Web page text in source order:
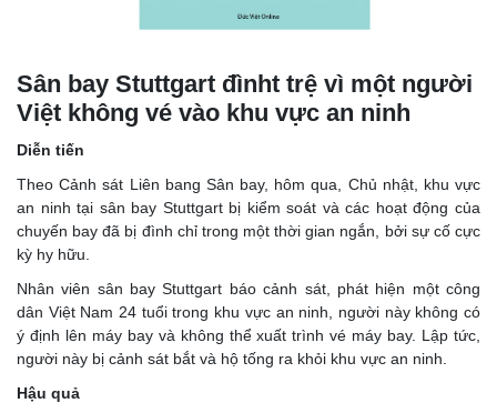
Sân bay Stuttgart đìnht trệ vì một người
Việt không vé vào khu vực an ninh
Diễn tiến
Theo Cảnh sát Liên bang Sân bay, hôm qua, Chủ nhật, khu vực
an ninh tại sân bay Stuttgart bị kiểm soát và các hoạt động của
chuyến bay đã bị đình chỉ trong một thời gian ngắn, bởi sự cố cực
kỳ hy hữu.
Nhân viên sân bay Stuttgart báo cảnh sát, phát hiện một công
dân Việt Nam 24 tuổi trong khu vực an ninh, người này không có
ý định lên máy bay và không thể xuất trình vé máy bay. Lập tức,
người này bị cảnh sát bắt và hộ tống ra khỏi khu vực an ninh.
Hậu quả